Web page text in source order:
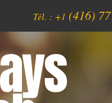
Tél. : +1 (416)